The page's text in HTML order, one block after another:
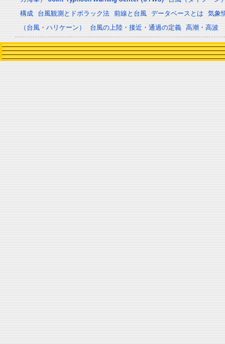
構成
台風観測とドボラック法 前線と台風 データベースとは
気象
（台風・ハリケーン）
台風の上陸・接近・通過の定義 高潮・高波